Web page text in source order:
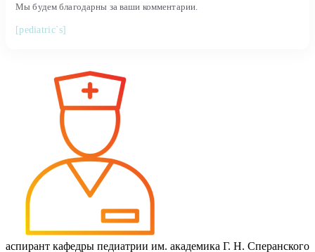
Мы будем благодарны за ваши комментарии.
[pediatric`s]
аспирант кафедры педиатрии им. академика Г. Н. Сперанского